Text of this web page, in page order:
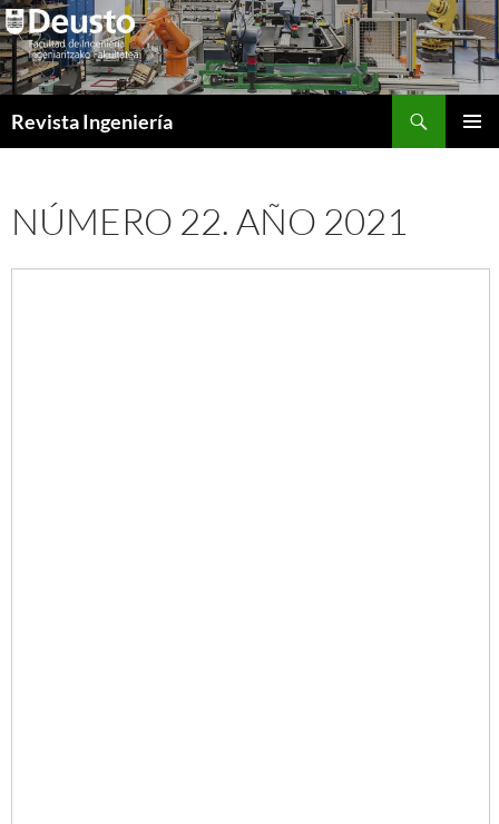
Saltar
al
contenido
Revista Ingeniería
NÚMERO 22. AÑO 2021